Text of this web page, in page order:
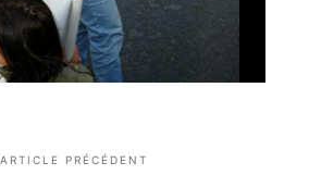
ARTICLE PRÉCÉDENT